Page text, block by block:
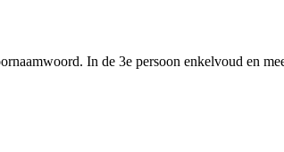
In de 3e persoon enkelvoud en